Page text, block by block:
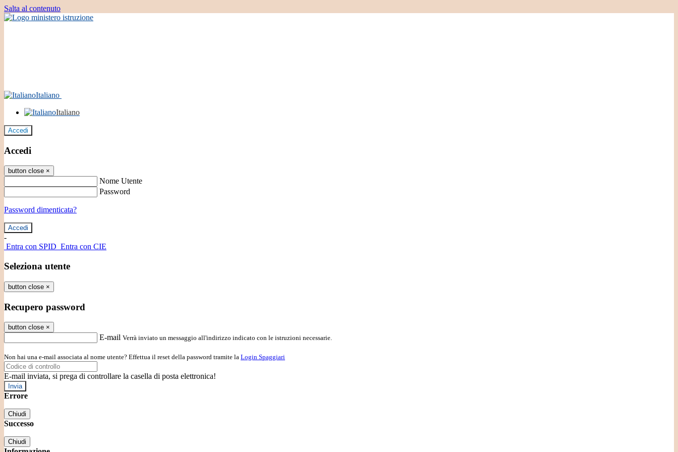
Salta al contenuto
Italiano
Italiano
Accedi
Accedi
button close ×
Nome Utente
Password
Password dimenticata?
-
Entra con SPID Entra con CIE
Seleziona utente
button close ×
Recupero password
button close ×
E-mail Verrà inviato un messaggio all'indirizzo indicato con le istruzioni necessarie.
Non hai una e-mail associata al nome utente? Effettua il reset della password tramite la Login Spaggiari
E-mail inviata, si prega di controllare la casella di posta elettronica!
Errore
Chiudi
Successo
Chiudi